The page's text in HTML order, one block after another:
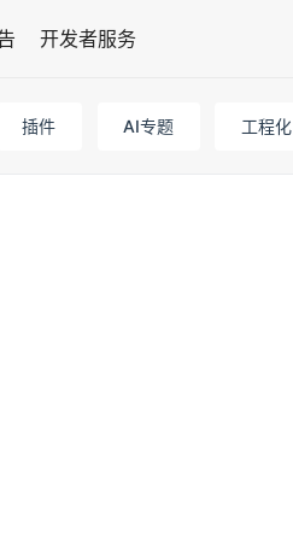
开发者服务
插件 AI专题 工程化